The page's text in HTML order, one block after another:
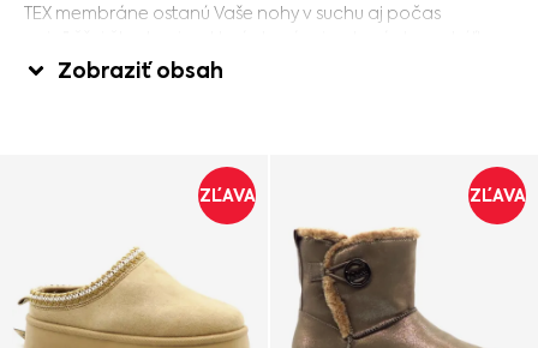
TEX membráne ostanú Vaše nohy v suchu aj počas
Zobraziť obsah
ZĽAVA ZĽAVA